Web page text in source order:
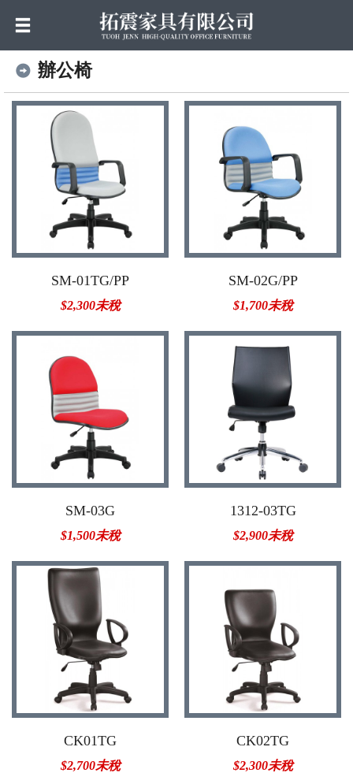
辦公椅
SM-01TG/PP
$2,300未稅
SM-02G/PP
$1,700未稅
SM-03G
$1,500未稅
1312-03TG
$2,900未稅
CK01TG
$2,700未稅
CK02TG
$2,300未稅